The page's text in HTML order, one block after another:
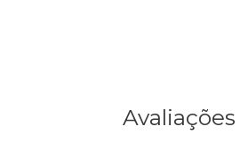
Avaliações